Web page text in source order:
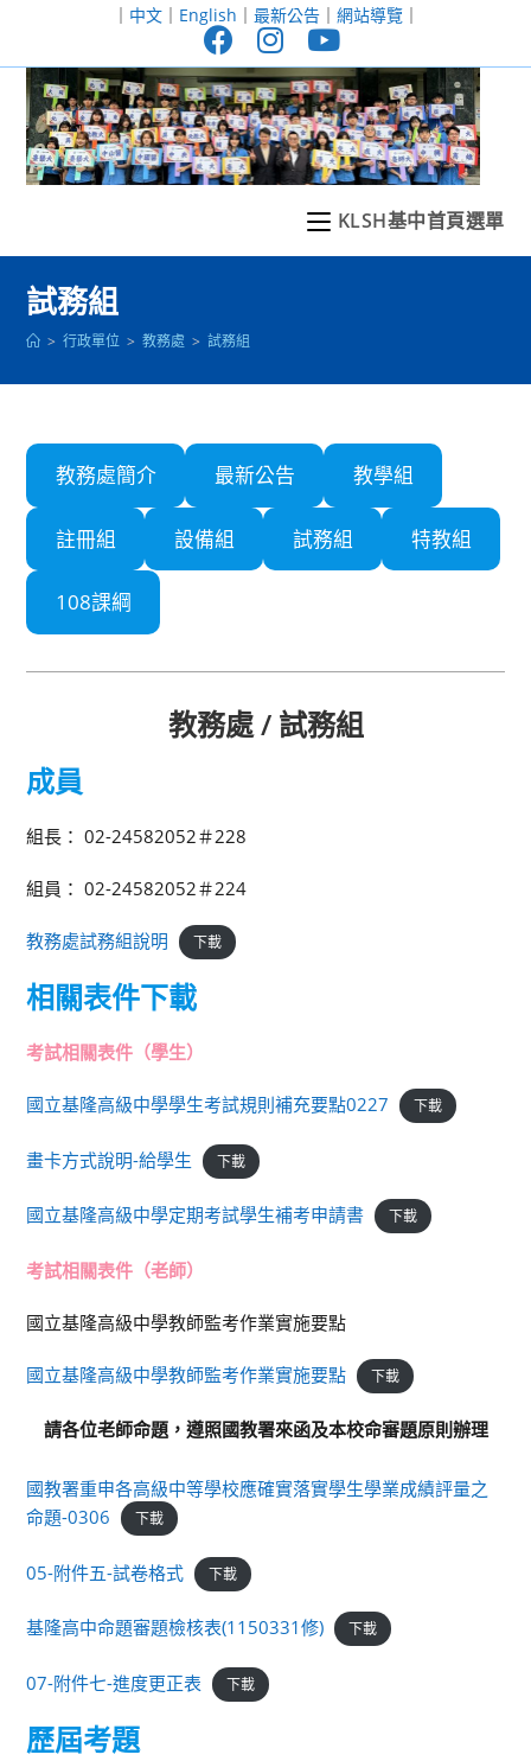
至
｜ 中文｜ English ｜ 最新公告｜ 網站導覽｜
KLSH基中首頁選單
試務組
> 行政單位 > 教務處 > 試務組
教務處簡介 最新公告 教學組
註冊組 設備組 試務組 特教組
108課綱
教務處 / 試務組
成員
組長： 02-24582052＃228
組員： 02-24582052＃224
教務處試務組說明 下載
相關表件下載
考試相關表件（學生）
國立基隆高級中學學生考試規則補充要點0227 下載
畫卡方式說明-給學生 下載
國立基隆高級中學定期考試學生補考申請書 下載
考試相關表件（老師）
國立基隆高級中學教師監考作業實施要點
國立基隆高級中學教師監考作業實施要點 下載
請各位老師命題，遵照國教署來函及本校命審題原則辦理
國教署重申各高級中等學校應確實落實學生學業成績評量之
命題-0306
下載
05-附件五-試卷格式 下載
基隆高中命題審題檢核表(1150331修) 下載
07-附件七-進度更正表 下載
歷屆考題